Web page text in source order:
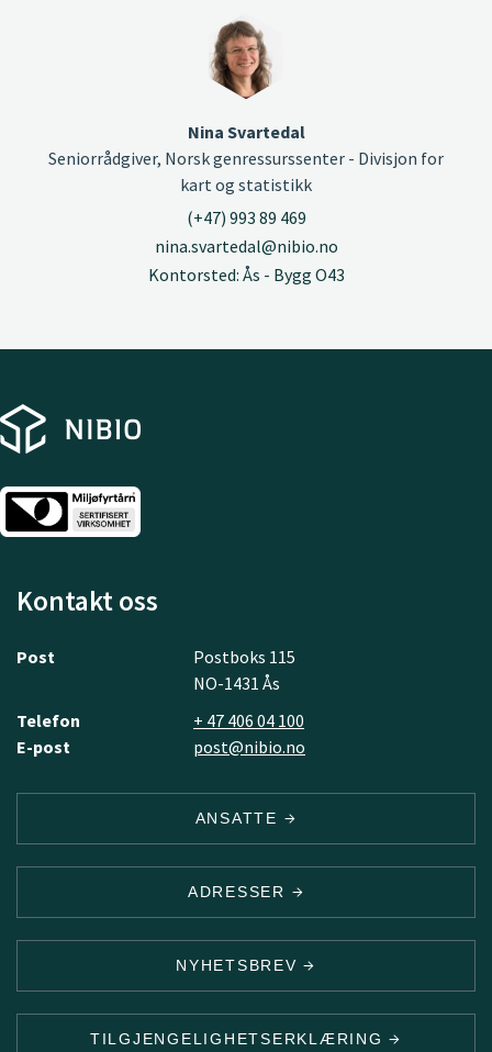
Nina Svartedal
Seniorrådgiver, Norsk genressurssenter - Divisjon for
kart og statistikk
(+47) 993 89 469
nina.svartedal@nibio.no
Kontorsted: Ås - Bygg O43
Kontakt oss
Post
Postboks 115
NO-1431 Ås
Telefon
+ 47 406 04 100
E-post
post@nibio.no
ANSATTE
ADRESSER
NYHETSBREV
TILGJENGELIGHETSERKLÆRING